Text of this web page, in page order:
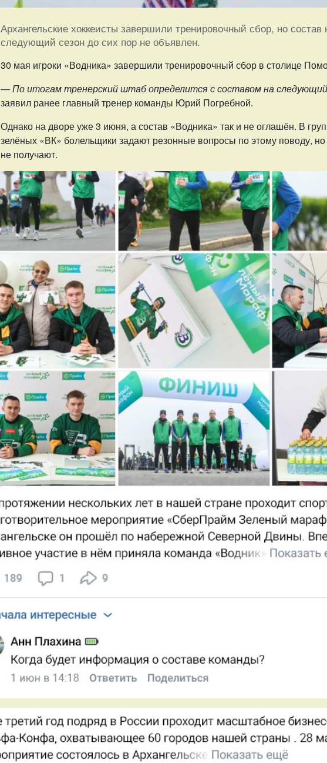
Архангельские хоккеисты завершили тренировочный сбор, но состав
следующий сезон до сих пор не объявлен.
30 мая игроки «Водника» завершили тренировочный сбор в столице
— По итогам тренерский штаб определится с составом на следующий
заявил ранее главный тренер команды Юрий Погребной.
Однако на дворе уже 3 июня, а состав «Водника» так и не оглашён. В
зелёных «ВК» болельщики задают резонные вопросы по этому поводу, но
не получают.